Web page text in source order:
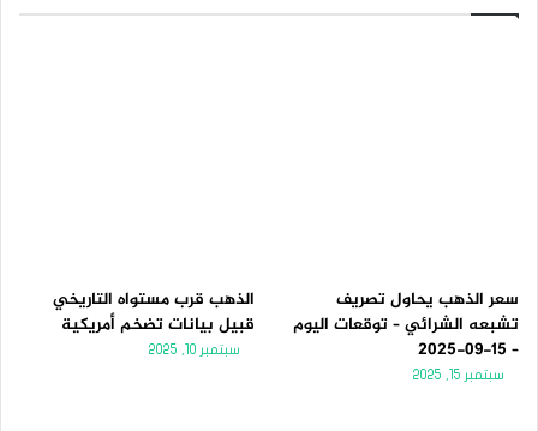
سعر الذهب يحاول تصريف
تشبعه الشرائي – توقعات اليوم
– 15-09-2025
سبتمبر 15, 2025
الذهب قرب مستواه التاريخي
قبيل بيانات تضخم أمريكية
سبتمبر 10, 2025